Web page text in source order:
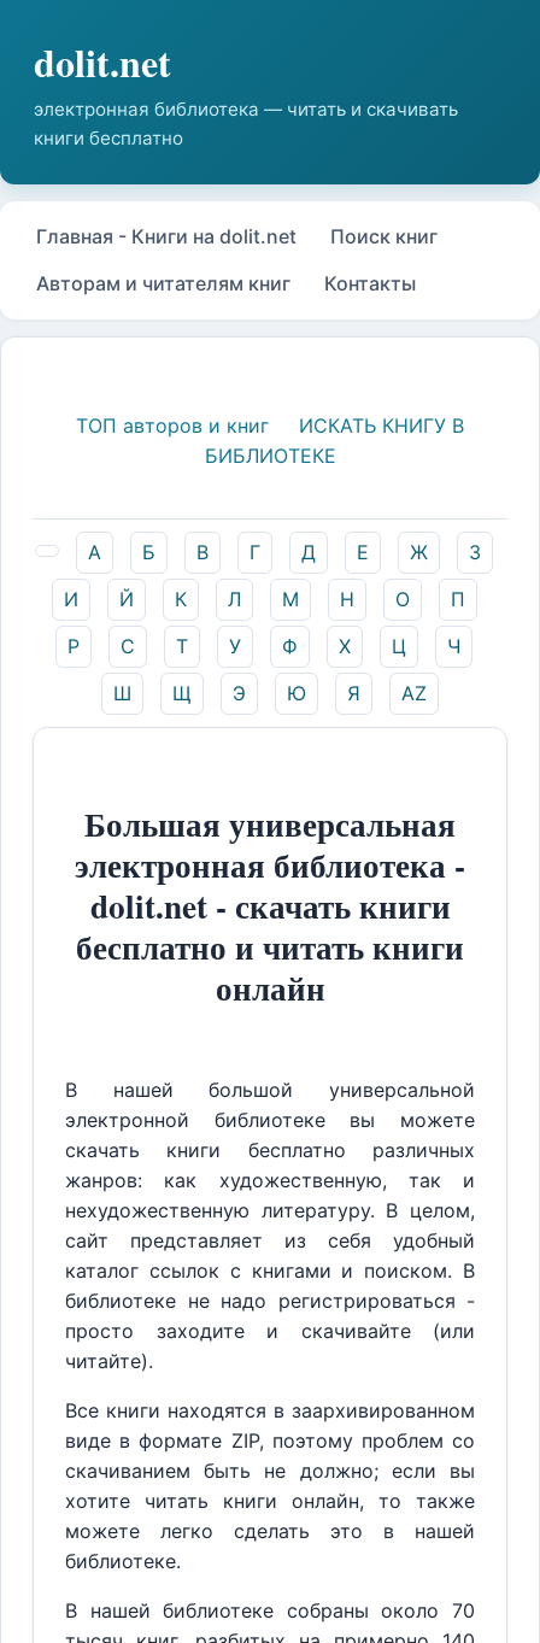
Главная - Книги на dolit.net
Поиск книг
Авторам и читателям книг
Контакты
ТОП авторов и книг
ИСКАТЬ КНИГУ В
БИБЛИОТЕКЕ
А Б В Г Д Е Ж
З
И
Й К Л М Н О
П
Р
С Т У Ф Х Ц
Ч
Ш
Щ Э Ю Я AZ
Большая универсальная
электронная библиотека -
dolit.net - скачать книги
бесплатно и читать книги
онлайн
В нашей большой универсальной
электронной библиотеке вы можете
скачать книги бесплатно различных
жанров: как художественную, так и
нехудожественную литературу. В целом,
сайт представляет из себя удобный
каталог ссылок с книгами и поиском. В
библиотеке не надо регистрироваться -
просто заходите и скачивайте (или
читайте).
Все книги находятся в заархивированном
виде в формате ZIP, поэтому проблем со
скачиванием быть не должно; если вы
хотите читать книги онлайн, то также
можете легко сделать это в нашей
библиотеке.
В нашей библиотеке собраны около 70